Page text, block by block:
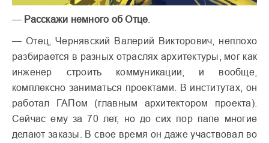
— Расскажи немного об Отце
— Отец, Чернявский Валерий Викторович, неплохо
разбирается в разных отраслях архитектуры, мог как
инженер строить коммуникации, и вообще,
комплексно заниматься проектами. В институтах, он
работал ГАПом (главным архитектором проекта).
Сейчас ему за 70 лет, но до сих пор папе многие
делают заказы. В свое время он даже участвовал во